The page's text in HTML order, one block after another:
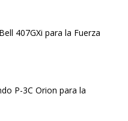
407GXi para la Fuerza
P-3C Orion para la